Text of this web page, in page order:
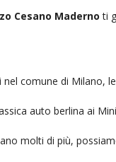
Cesano Maderno ti
comune di Milano,
auto berlina ai
molti di più,